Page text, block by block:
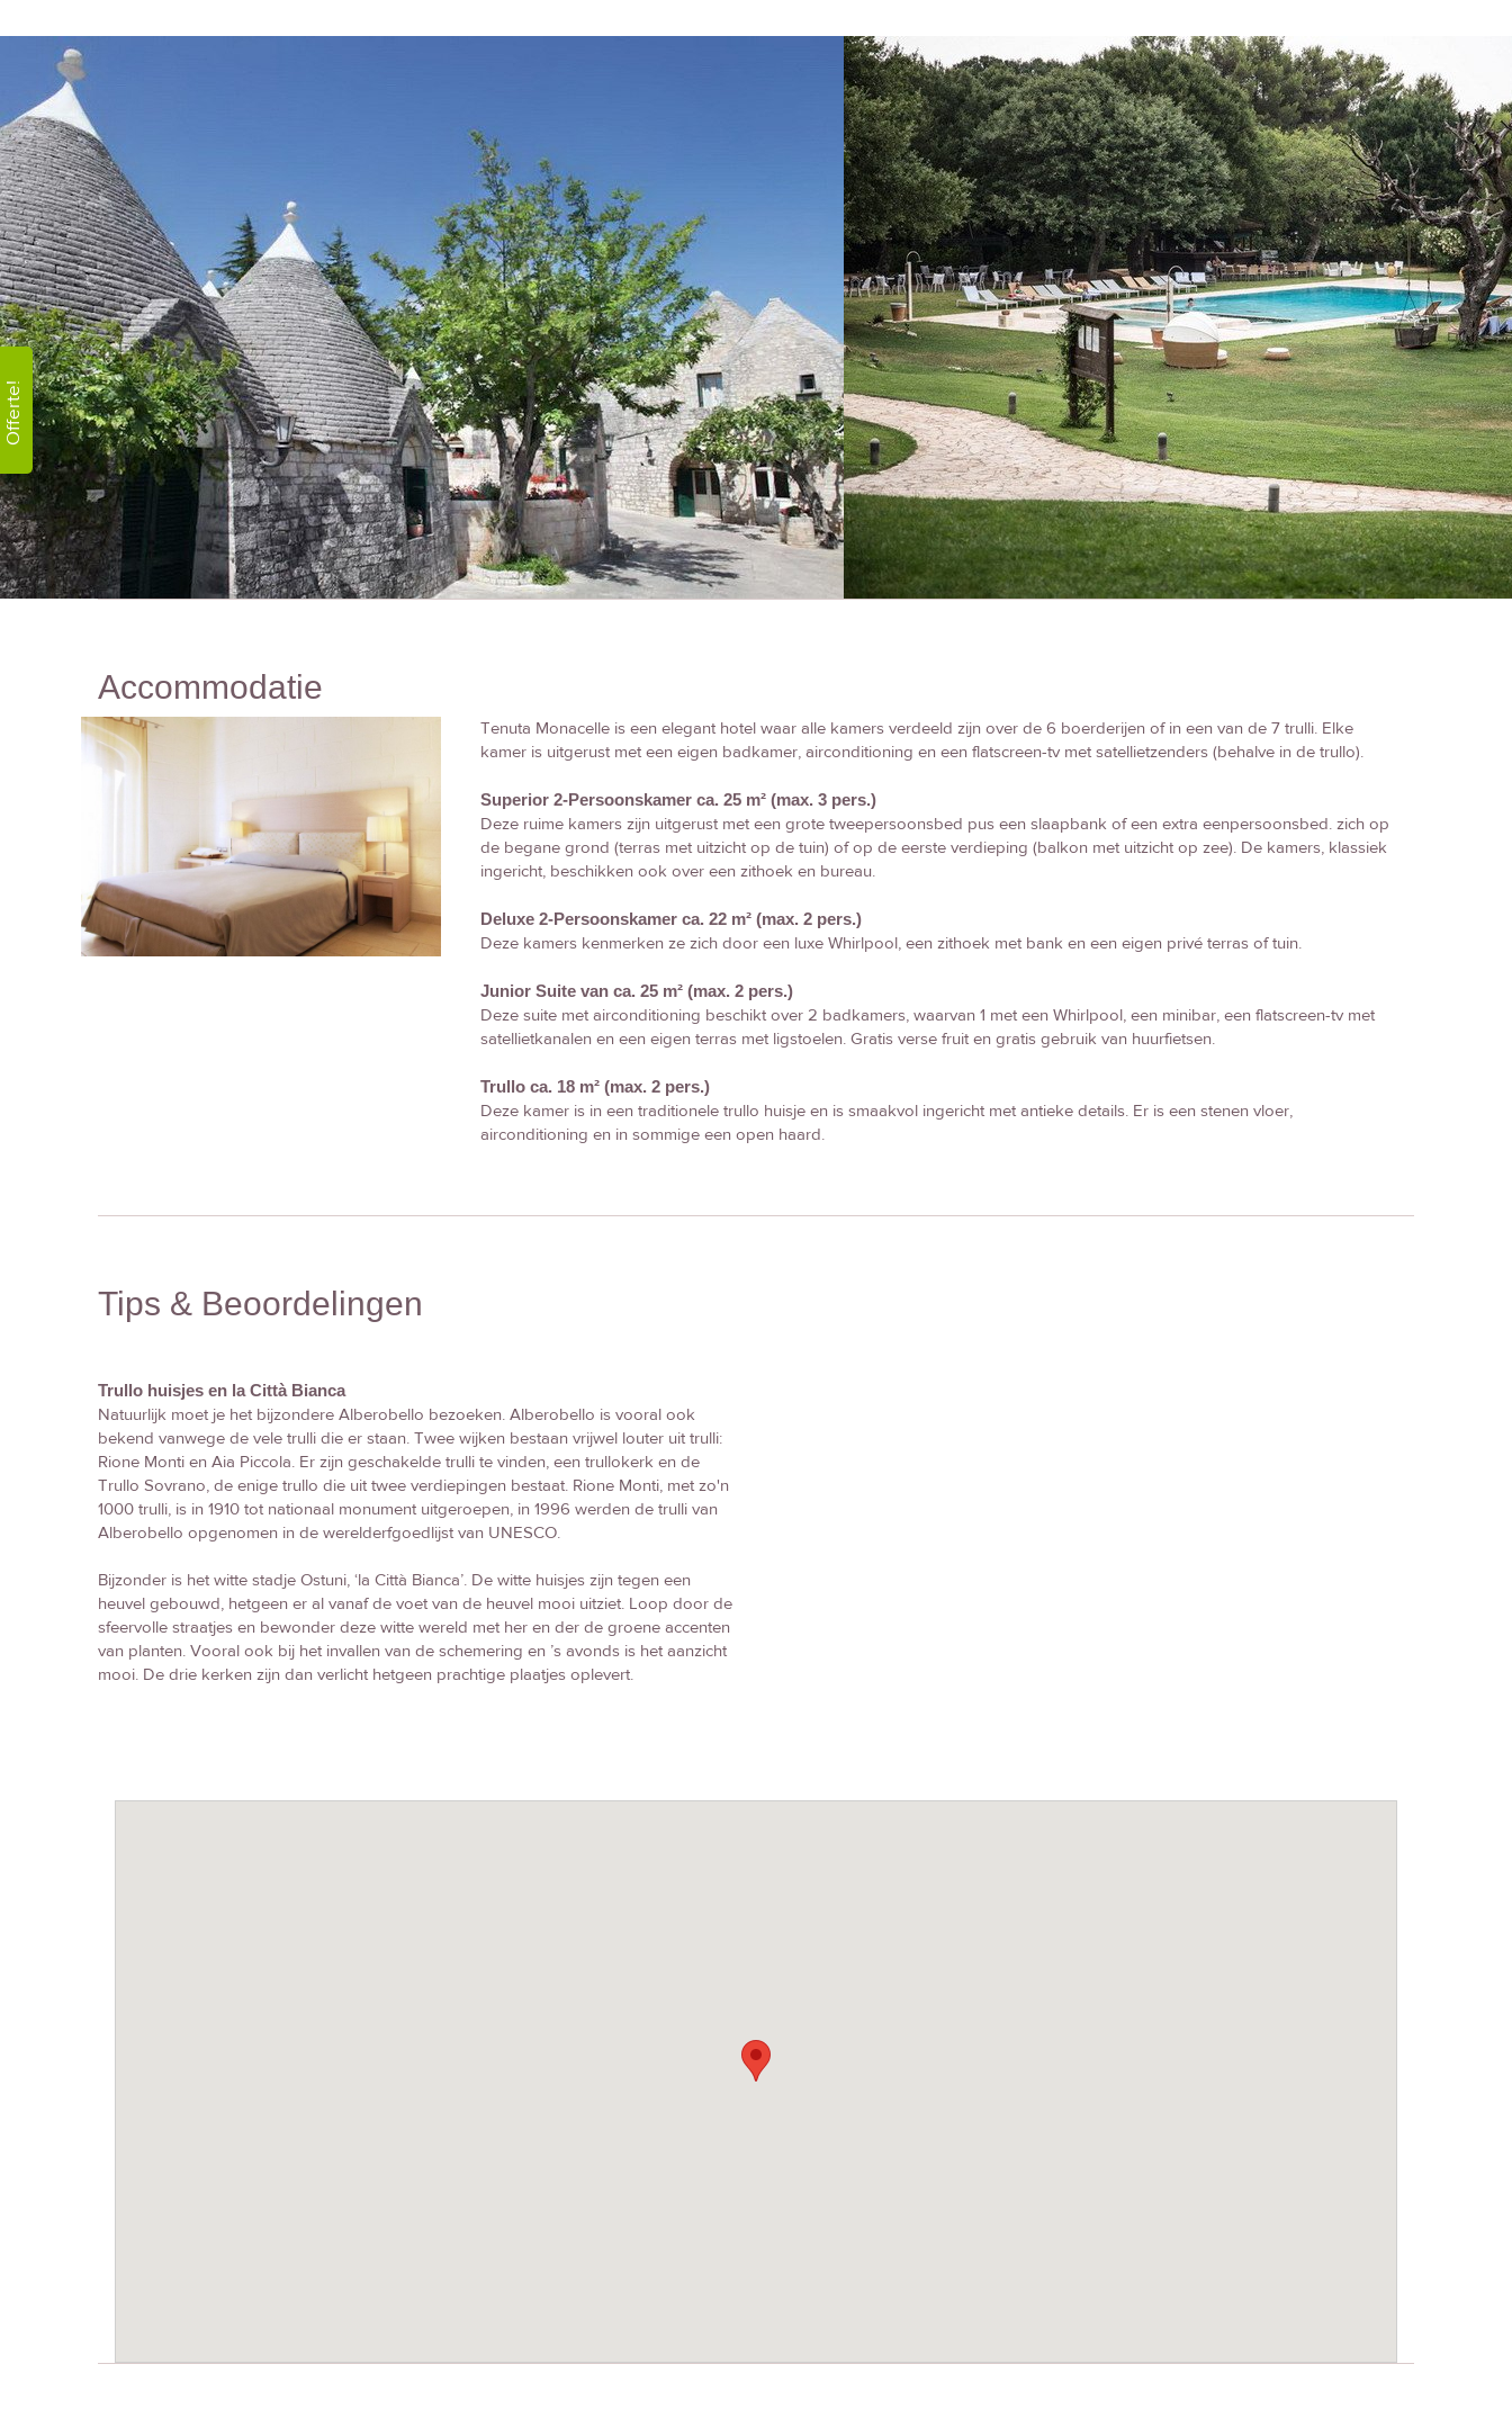
Offerte!
Accommodatie
Tenuta Monacelle is een elegant hotel waar alle kamers verdeeld zijn over de 6 boerderijen of in een van de 7 trulli. Elke
kamer is uitgerust met een eigen badkamer, airconditioning en een flatscreen-tv met satellietzenders (behalve in de trullo).
Superior 2-Persoonskamer ca. 25 m² (max. 3 pers.)
Deze ruime kamers zijn uitgerust met een grote tweepersoonsbed pus een slaapbank of een extra eenpersoonsbed. zich op
de begane grond (terras met uitzicht op de tuin) of op de eerste verdieping (balkon met uitzicht op zee). De kamers, klassiek
ingericht, beschikken ook over een zithoek en bureau.
Deluxe 2-Persoonskamer ca. 22 m² (max. 2 pers.)
Deze kamers kenmerken ze zich door een luxe Whirlpool, een zithoek met bank en een eigen privé terras of tuin.
Junior Suite van ca. 25 m² (max. 2 pers.)
Deze suite met airconditioning beschikt over 2 badkamers, waarvan 1 met een Whirlpool, een minibar, een flatscreen-tv met
satellietkanalen en een eigen terras met ligstoelen. Gratis verse fruit en gratis gebruik van huurfietsen.
Trullo ca. 18 m² (max. 2 pers.)
Deze kamer is in een traditionele trullo huisje en is smaakvol ingericht met antieke details. Er is een stenen vloer,
airconditioning en in sommige een open haard.
Tips & Beoordelingen
Trullo huisjes en la Città Bianca
Natuurlijk moet je het bijzondere Alberobello bezoeken. Alberobello is vooral ook
bekend vanwege de vele trulli die er staan. Twee wijken bestaan vrijwel louter uit trulli:
Rione Monti en Aia Piccola. Er zijn geschakelde trulli te vinden, een trullokerk en de
Trullo Sovrano, de enige trullo die uit twee verdiepingen bestaat. Rione Monti, met zo'n
1000 trulli, is in 1910 tot nationaal monument uitgeroepen, in 1996 werden de trulli van
Alberobello opgenomen in de werelderfgoedlijst van UNESCO.
Bijzonder is het witte stadje Ostuni, ‘la Città Bianca’. De witte huisjes zijn tegen een
heuvel gebouwd, hetgeen er al vanaf de voet van de heuvel mooi uitziet. Loop door de
sfeervolle straatjes en bewonder deze witte wereld met her en der de groene accenten
van planten. Vooral ook bij het invallen van de schemering en ’s avonds is het aanzicht
mooi. De drie kerken zijn dan verlicht hetgeen prachtige plaatjes oplevert.